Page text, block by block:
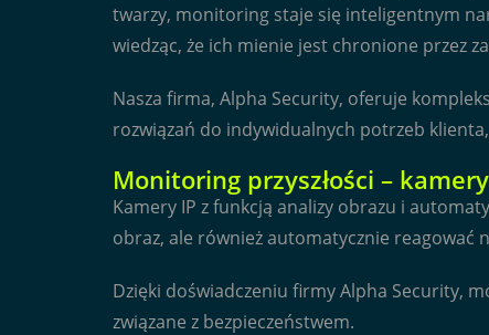
twarzy, monitoring staje się inteligentnym
wiedząc, że ich mienie jest chronione przez
Nasza firma, Alpha Security, oferuje
rozwiązań do indywidualnych potrzeb
Monitoring przyszłości –
Kamery IP z funkcją analizy obrazu i
obraz, ale również automatycznie reagować
Dzięki doświadczeniu firmy Alpha Security,
związane z bezpieczeństwem.